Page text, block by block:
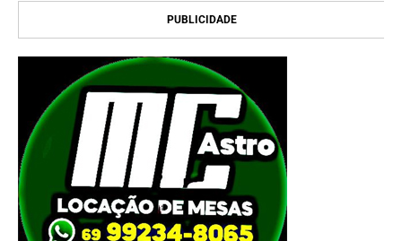
PUBLICIDADE